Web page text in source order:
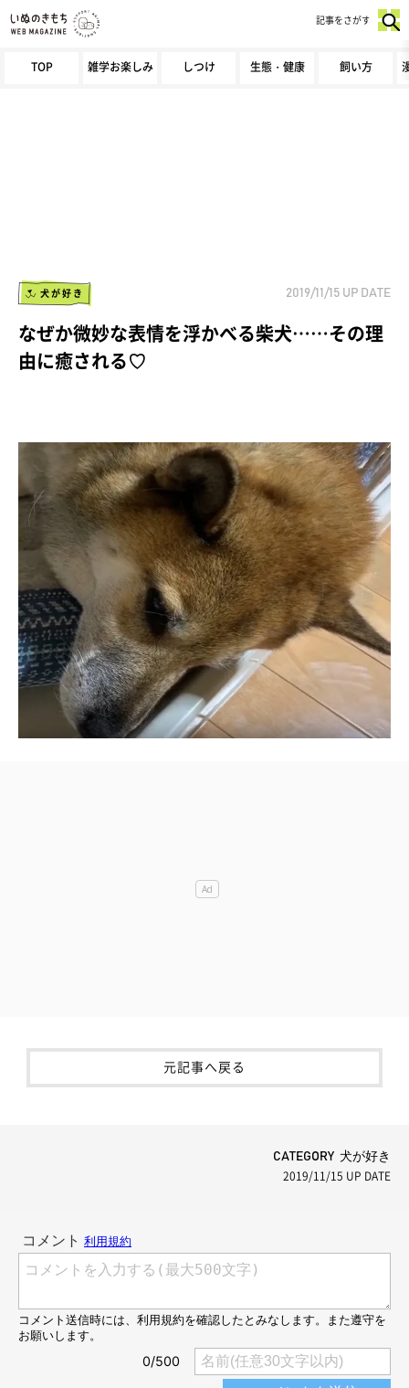
TOP 雑学お楽しみ しつけ 生態・健康 飼い方
記事をさがす
犬が好き 2019/11/15 UP DATE
なぜか微妙な表情を浮かべる柴犬……その理
由に癒される♡
元記事へ戻る
CATEGORY 犬が好き
2019/11/15 UP DATE